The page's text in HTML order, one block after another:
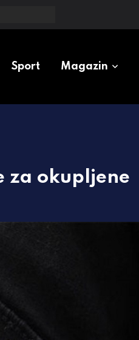
Sport Magazin
za okupljene